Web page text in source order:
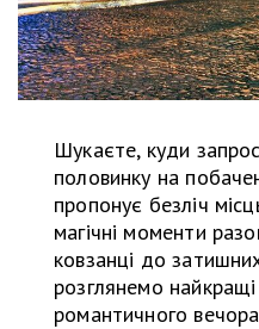
Шукаєте, куди
половинку на
пропонує безліч
магічні моменти
ковзанці до
розглянемо
романтичного